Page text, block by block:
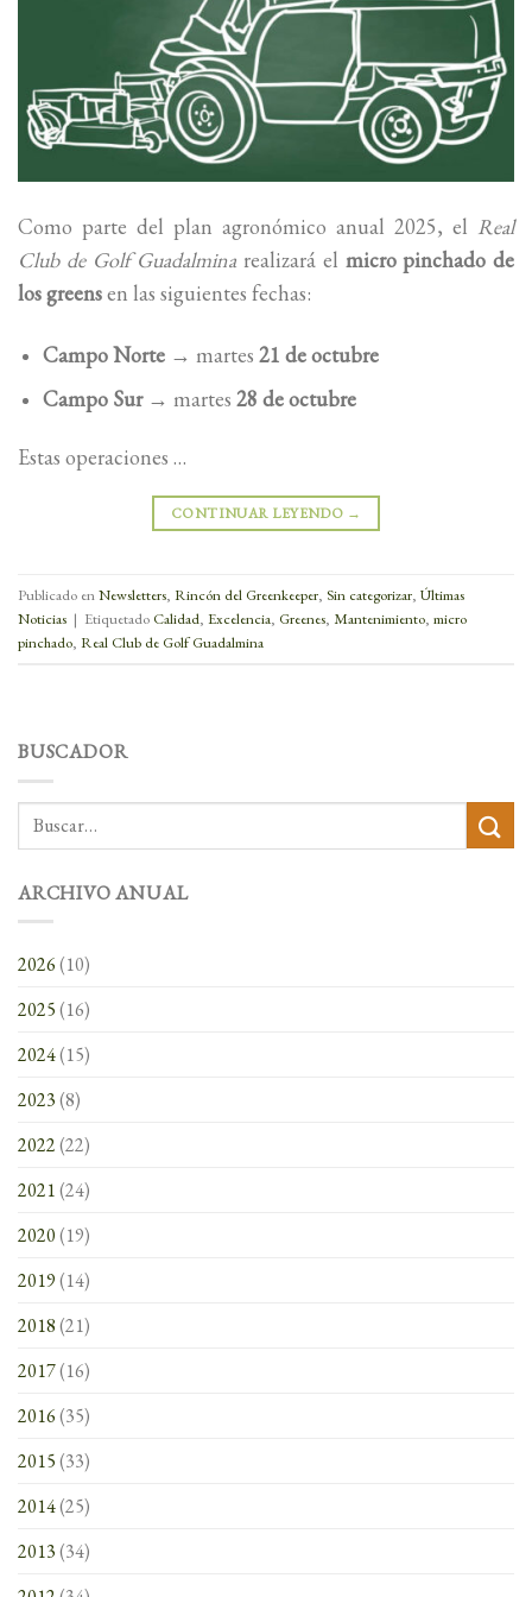
Como parte del plan agronómico anual 2025, el Real
Club de Golf Guadalmina realizará el micro pinchado de
los greensen las siguientes fechas:
Campo Norte→ martes 21 de octubre
Campo Sur→ martes 28 de octubre
Estas operaciones …
CONTINUAR LEYENDO →
Publicado enNewsletters, Rincón del Greenkeeper, Sin categorizar, Últimas
Noticias | Etiquetado Calidad, Excelencia, Greenes, Mantenimiento, micro
pinchado, Real Club de Golf Guadalmina
BUSCADOR
ARCHIVO ANUAL
2026(10)
2025(16)
2024(15)
2023(8)
2022(22)
2021(24)
2020(19)
2019(14)
2018(21)
2017(16)
2016(35)
2015(33)
2014(25)
2013(34)